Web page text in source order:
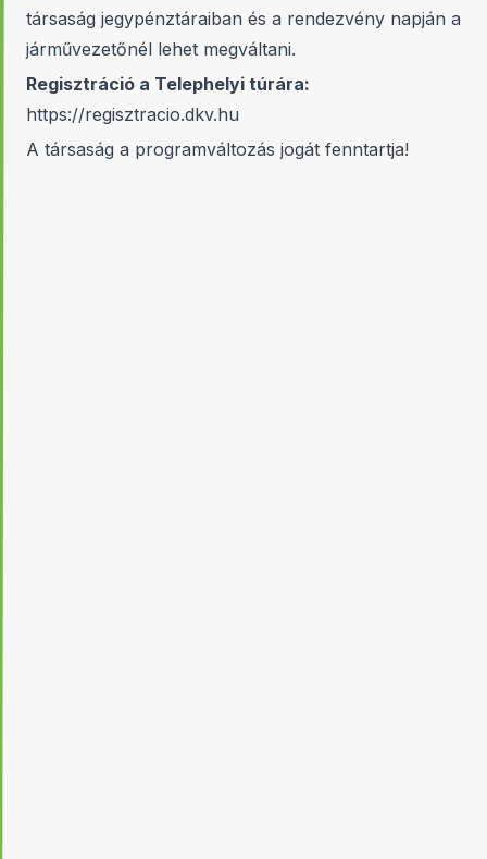
társaság jegypénztáraiban és a rendezvény napján a
járművezetőnél lehet megváltani.
Regisztráció a Telephelyi túrára:
https://regisztracio.dkv.hu
A társaság a programváltozás jogát fenntartja!